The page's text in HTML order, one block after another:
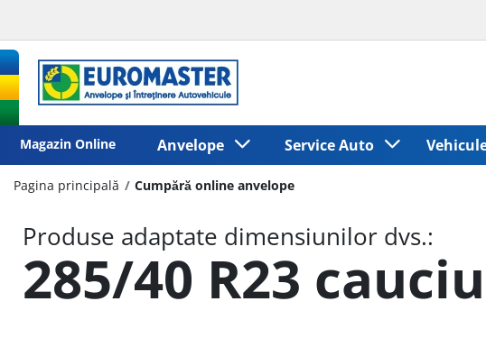
Magazin Online Anvelope Service Auto
Pagina principală Cumpără online anvelope
Produse adaptate dimensiunilor dvs.:
285/40 R23